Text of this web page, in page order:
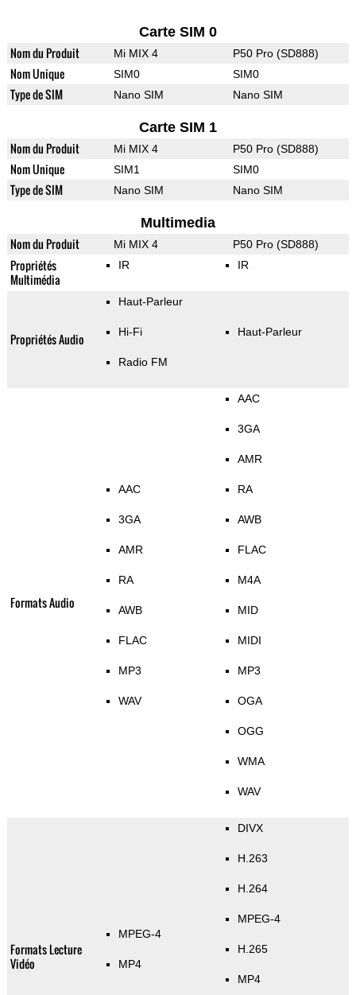
Carte SIM 0
Nom du Produit Mi MIX 4 P50 Pro (SD888)
Nom Unique SIM0 SIM0
Type de SIM Nano SIM Nano SIM
Carte SIM 1
Nom du Produit Mi MIX 4 P50 Pro (SD888)
Nom Unique SIM1 SIM0
Type de SIM Nano SIM Nano SIM
Multimedia
Nom du Produit Mi MIX 4 P50 Pro (SD888)
Propriétés
Multimédia
IR IR
Propriétés Audio
Haut-Parleur
Hi-Fi
Radio FM
Haut-Parleur
Formats Audio
AAC
3GA
AMR
RA
AWB
FLAC
MP3
WAV
AAC
3GA
AMR
RA
AWB
FLAC
M4A
MID
MIDI
MP3
OGA
OGG
WMA
WAV
Formats Lecture
Vidéo
MPEG-4
MP4
DIVX
H.263
H.264
MPEG-4
H.265
MP4